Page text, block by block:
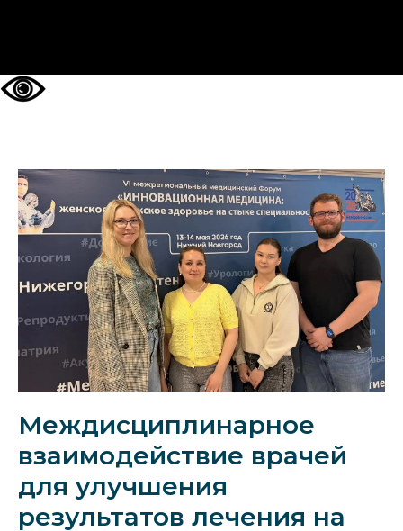
Междисциплинарное
взаимодействие врачей
для улучшения
результатов лечения на